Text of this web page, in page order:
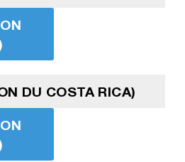
DU COSTA RICA)